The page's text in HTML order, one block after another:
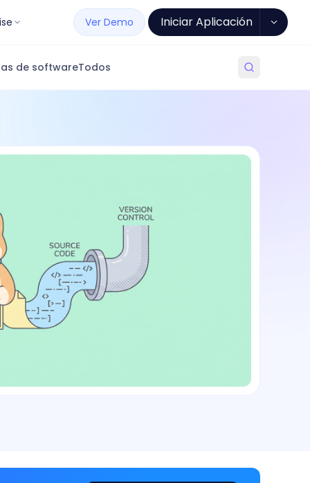
Ver Demo Iniciar Aplicación
de softwareTodos